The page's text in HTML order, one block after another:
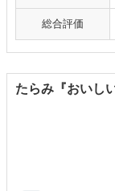
総合評価
たらみ『おいし